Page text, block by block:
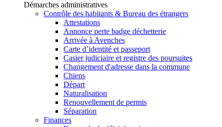
Démarches administratives
Contrôle des habitants & Bureau des étrangers
Attestations
Annonce perte badge déchetterie
Arrivée à Avenches
Carte d’identité et passeport
Casier judiciaire et registre des poursuites
Changement d'adresse dans la commune
Chiens
Départ
Naturalisation
Renouvellement de permis
Séparation
Finances